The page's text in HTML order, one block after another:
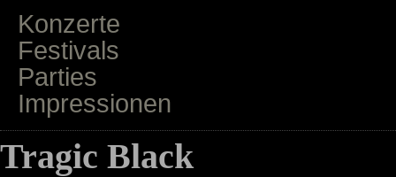
Konzerte
Festivals
Parties
Impressionen
Tragic Black